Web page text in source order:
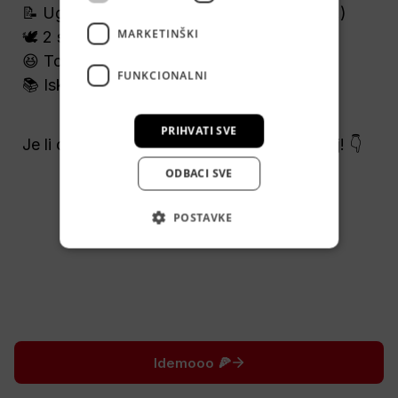
📝 Ugovor na neodređeno (probni rok 6 mj.)
🕊️ 2 slobodna dana u tjednu
😆 Top i pozitivna ekipa
📚 Iskustvo nije potrebno
Je li ovo posao za tebe? Riješi kviz i saznaj! 👇
Idemooo 🍕
MARKETINŠKI
FUNKCIONALNI
PRIHVATI SVE
ODBACI SVE
POSTAVKE